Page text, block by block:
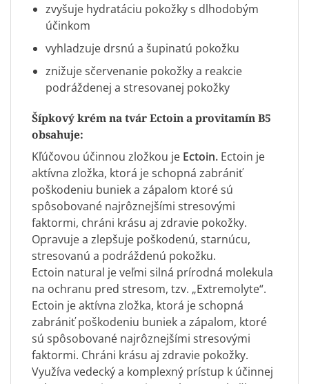
zvyšuje hydratáciu pokožky s dlhodobým
účinkom
vyhladzuje drsnú a šupinatú pokožku
znižuje sčervenanie pokožky a reakcie
podráždenej a stresovanej pokožky
Šípkový krém na tvár Ectoin a provitamín B5
obsahuje:
Kľúčovou účinnou zložkou je Ectoin. Ectoin je
aktívna zložka, ktorá je schopná zabrániť
poškodeniu buniek a zápalom ktoré sú
spôsobované najrôznejšími stresovými
faktormi, chráni krásu aj zdravie pokožky.
Opravuje a zlepšuje poškodenú, starnúcu,
stresovanú a podráždenú pokožku.
Ectoin natural je veľmi silná prírodná molekula
na ochranu pred stresom, tzv. „Extremolyte“.
Ectoin je aktívna zložka, ktorá je schopná
zabrániť poškodeniu buniek a zápalom, ktoré
sú spôsobované najrôznejšími stresovými
faktormi. Chráni krásu aj zdravie pokožky.
Využíva vedecký a komplexný prístup k účinnej